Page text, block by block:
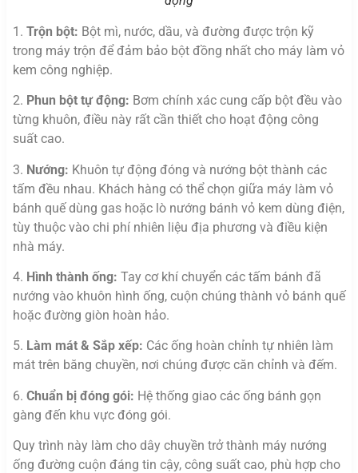
1. Trộn bột: Bột mì, nước, dầu, và đường được trộn kỹ
trong máy trộn để đảm bảo bột đồng nhất cho máy làm vỏ
kem công nghiệp.
2. Phun bột tự động: Bơm chính xác cung cấp bột đều vào
từng khuôn, điều này rất cần thiết cho hoạt động công
suất cao.
3. Nướng: Khuôn tự động đóng và nướng bột thành các
tấm đều nhau. Khách hàng có thể chọn giữa máy làm vỏ
bánh quế dùng gas hoặc lò nướng bánh vỏ kem dùng điện,
tùy thuộc vào chi phí nhiên liệu địa phương và điều kiện
nhà máy.
4. Hình thành ống: Tay cơ khí chuyển các tấm bánh đã
nướng vào khuôn hình ống, cuộn chúng thành vỏ bánh quế
hoặc đường giòn hoàn hảo.
5. Làm mát & Sắp xếp: Các ống hoàn chỉnh tự nhiên làm
mát trên băng chuyền, nơi chúng được căn chỉnh và đếm.
6. Chuẩn bị đóng gói: Hệ thống giao các ống bánh gọn
gàng đến khu vực đóng gói.
Quy trình này làm cho dây chuyền trở thành máy nướng
ống đường cuộn đáng tin cậy, công suất cao, phù hợp cho